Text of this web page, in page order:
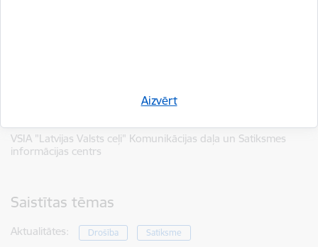
Aizvērt
Autors:
VSIA "Latvijas Valsts ceļi" Komunikācijas daļa un Satiksmes
informācijas centrs
Saistītas tēmas
Aktualitātes: Drošība Satiksme